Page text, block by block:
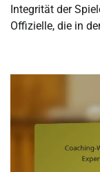
Integrität der
Offizielle, die in